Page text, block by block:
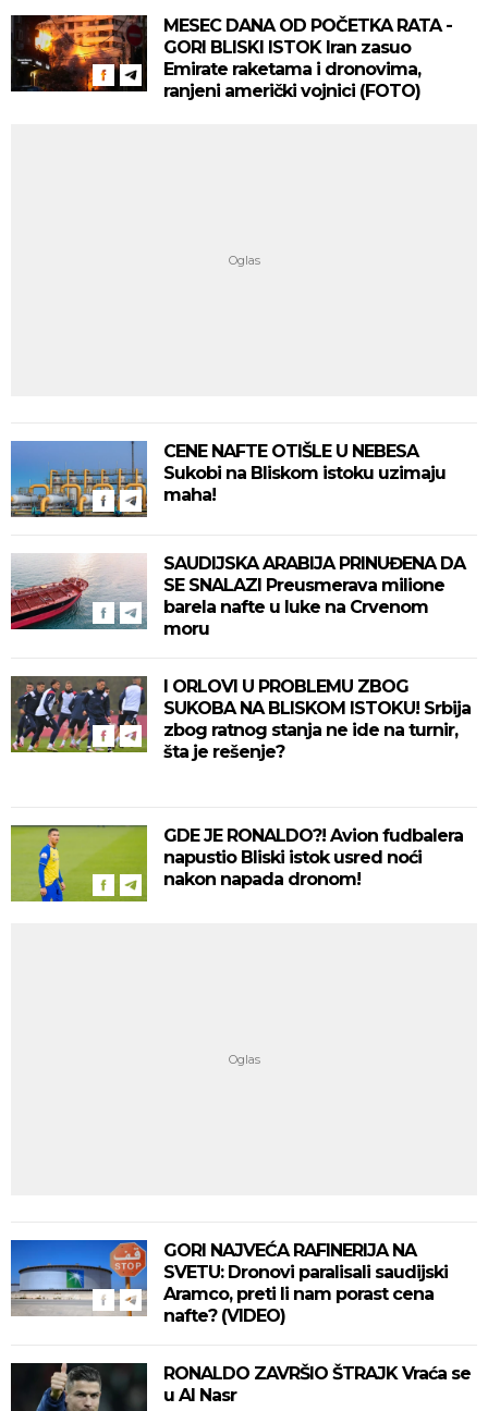
MESEC DANA OD POČETKA RATA -
GORI BLISKI ISTOK Iran zasuo
Emirate raketama i dronovima,
ranjeni američki vojnici (FOTO)
CENE NAFTE OTIŠLE U NEBESA
Sukobi na Bliskom istoku uzimaju
maha!
SAUDIJSKA ARABIJA PRINUĐENA DA
SE SNALAZI Preusmerava milione
barela nafte u luke na Crvenom
moru
I ORLOVI U PROBLEMU ZBOG
SUKOBA NA BLISKOM ISTOKU! Srbija
zbog ratnog stanja ne ide na turnir,
šta je rešenje?
GDE JE RONALDO?! Avion fudbalera
napustio Bliski istok usred noći
nakon napada dronom!
GORI NAJVEĆA RAFINERIJA NA
SVETU: Dronovi paralisali saudijski
Aramco, preti li nam porast cena
nafte? (VIDEO)
RONALDO ZAVRŠIO ŠTRAJK Vraća se
u Al Nasr